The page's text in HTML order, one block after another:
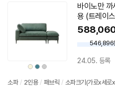
상
품
색
상
상
품
상
상
품
색
상
바이노만
용 (트레이
546,896
24.05. 등록
소파 / 2인용 / 패브릭 / 소파크기(가로x세